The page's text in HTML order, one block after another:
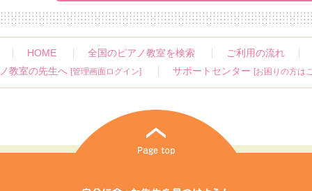
HOME 全国のピアノ教室を検索
ご利用の流れ
教室の先生へ [管理画面ログイン] サポートセンター [お困りの方は